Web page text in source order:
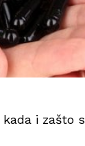
i zašto